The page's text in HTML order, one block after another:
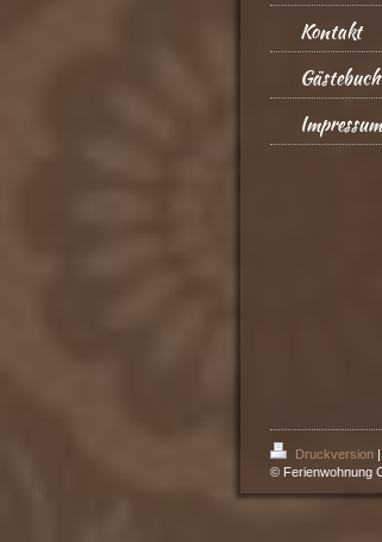
Kontakt
Gästebuch
Impressum
Druckversion |
© Ferienwohnung